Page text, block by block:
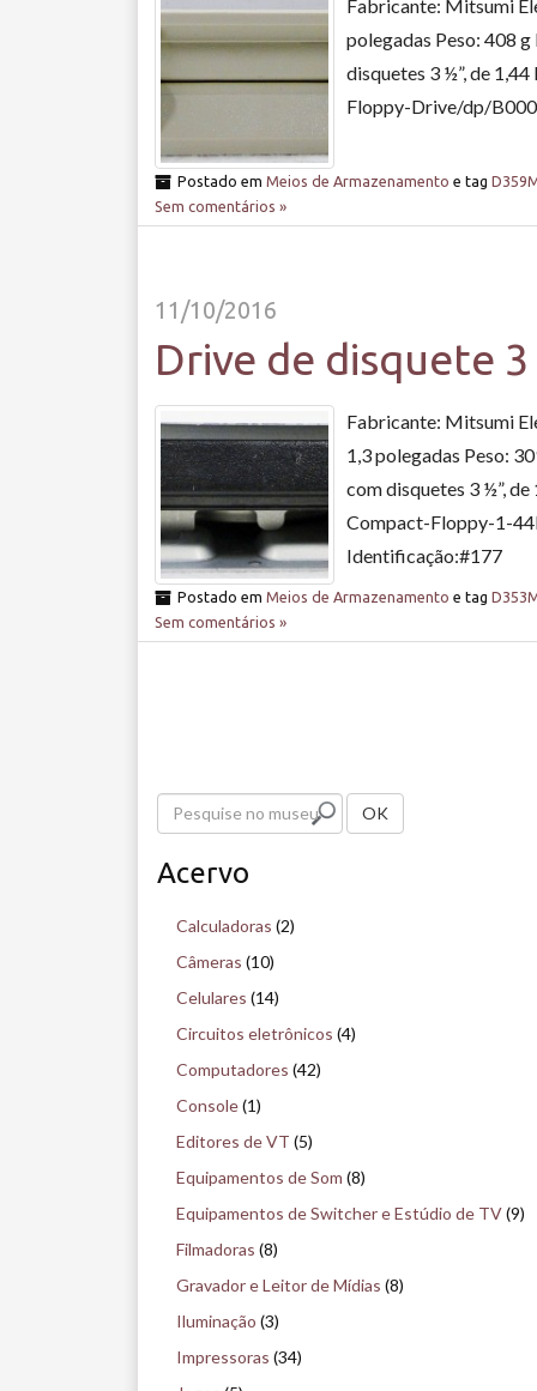
Fabricante: Mitsumi
polegadas Peso: 408
disquetes 3 ½”, de
Floppy-Drive/dp/
Postado em Meios de Armazenamento e tag
Sem comentários »
11/10/2016
Drive de disquete
Fabricante: Mitsumi
1,3 polegadas Peso:
com disquetes 3 ½”,
Compact-Floppy-1-
Identificação:#177
Postado em Meios de Armazenamento e tag
Sem comentários »
s
OK
Acervo
Calculadoras (2)
Câmeras (10)
Celulares (14)
Circuitos eletrônicos (4)
Computadores (42)
Console(1)
Editores de VT (5)
Equipamentos de Som (8)
Equipamentos de Switcher e Estúdio de TV(9)
Filmadoras (8)
Gravador e Leitor de Mídias (8)
Iluminação (3)
Impressoras (34)